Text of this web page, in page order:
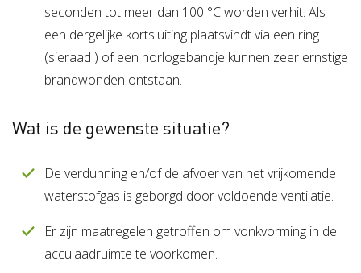
seconden tot meer dan 100 °C worden verhit. Als
een dergelijke kortsluiting plaatsvindt via een ring
(sieraad ) of een horlogebandje kunnen zeer ernstige
brandwonden ontstaan.
Wat is de gewenste situatie?
De verdunning en/of de afvoer van het vrijkomende
waterstofgas is geborgd door voldoende ventilatie.
Er zijn maatregelen getroffen om vonkvorming in de
acculaadruimte te voorkomen.